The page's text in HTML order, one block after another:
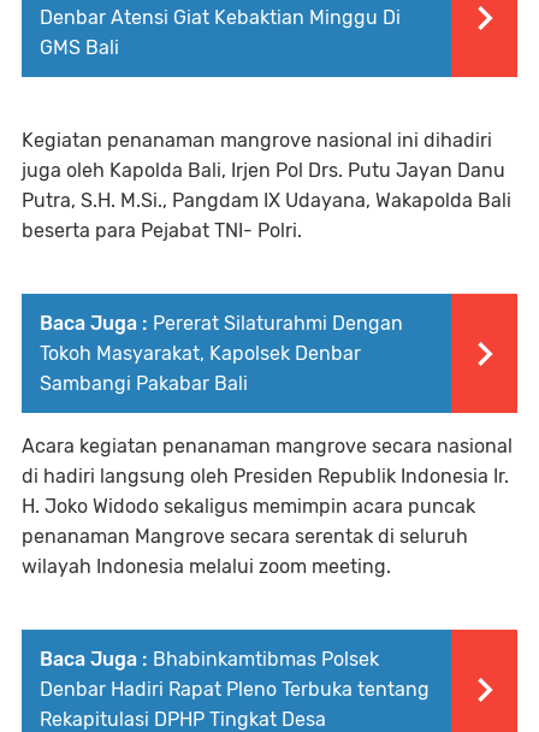
Denbar Atensi Giat Kebaktian Minggu Di
GMS Bali
Kegiatan penanaman mangrove nasional ini dihadiri
juga oleh Kapolda Bali, Irjen Pol Drs. Putu Jayan Danu
Putra, S.H. M.Si., Pangdam IX Udayana, Wakapolda Bali
beserta para Pejabat TNI- Polri.
Baca Juga : Pererat Silaturahmi Dengan
Tokoh Masyarakat, Kapolsek Denbar
Sambangi Pakabar Bali
Acara kegiatan penanaman mangrove secara nasional
di hadiri langsung oleh Presiden Republik Indonesia Ir.
H. Joko Widodo sekaligus memimpin acara puncak
penanaman Mangrove secara serentak di seluruh
wilayah Indonesia melalui zoom meeting.
Baca Juga : Bhabinkamtibmas Polsek
Denbar Hadiri Rapat Pleno Terbuka tentang
Rekapitulasi DPHP Tingkat Desa